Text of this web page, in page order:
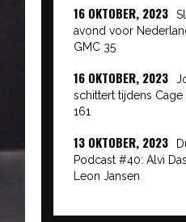
16 OKTOBER, 2023
avond voor
GMC 35
16 OKTOBER, 2023
schittert tijdens Cage
161
13 OKTOBER, 2023
Podcast #40: Alvi
Leon Jansen